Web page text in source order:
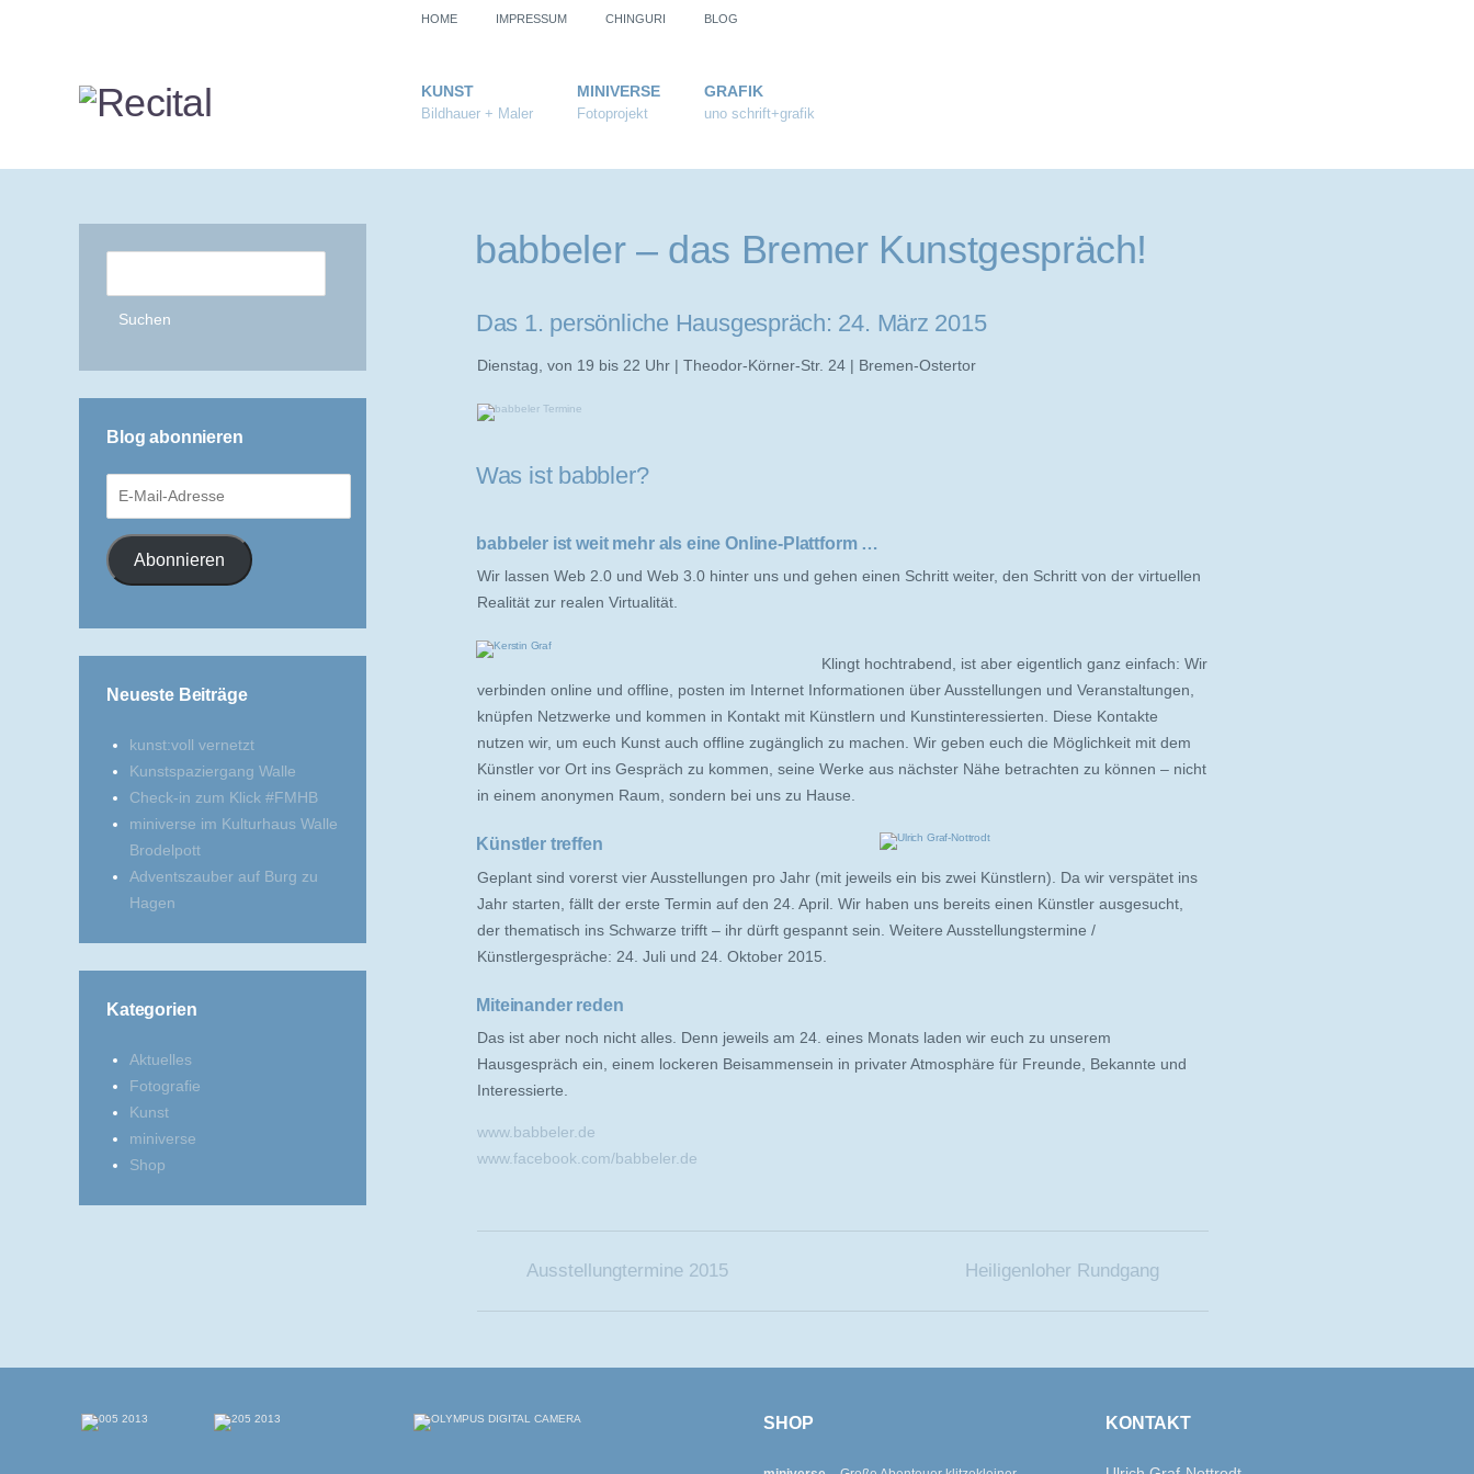
HOME IMPRESSUM CHINGURI BLOG
KUNST
Bildhauer + Maler
MINIVERSE
Fotoprojekt
GRAFIK
uno schrift+grafik
babbeler – das Bremer Kunstgespräch!
Das 1. persönliche Hausgespräch: 24. März 2015
Dienstag, von 19 bis 22 Uhr | Theodor-Körner-Str. 24 | Bremen-Ostertor
Was ist babbler?
babbeler ist weit mehr als eine Online-Plattform …
Wir lassen Web 2.0 und Web 3.0 hinter uns und gehen einen Schritt weiter, den Schritt von der virtuellen
Realität zur realen Virtualität.
Klingt hochtrabend, ist aber eigentlich ganz einfach: Wir
verbinden online und offline, posten im Internet Informationen über Ausstellungen und Veranstaltungen,
knüpfen Netzwerke und kommen in Kontakt mit Künstlern und Kunstinteressierten. Diese Kontakte
nutzen wir, um euch Kunst auch offline zugänglich zu machen. Wir geben euch die Möglichkeit mit dem
Künstler vor Ort ins Gespräch zu kommen, seine Werke aus nächster Nähe betrachten zu können – nicht
in einem anonymen Raum, sondern bei uns zu Hause.
Künstler treffen
Geplant sind vorerst vier Ausstellungen pro Jahr (mit jeweils ein bis zwei Künstlern). Da wir verspätet ins
Jahr starten, fällt der erste Termin auf den 24. April. Wir haben uns bereits einen Künstler ausgesucht,
der thematisch ins Schwarze trifft – ihr dürft gespannt sein. Weitere Ausstellungstermine /
Künstlergespräche: 24. Juli und 24. Oktober 2015.
Miteinander reden
Das ist aber noch nicht alles. Denn jeweils am 24. eines Monats laden wir euch zu unserem
Hausgespräch ein, einem lockeren Beisammensein in privater Atmosphäre für Freunde, Bekannte und
Interessierte.
www.babbeler.de
www.facebook.com/babbeler.de
Ausstellungtermine 2015 Heiligenloher Rundgang
Blog abonnieren
Adresse
Abonnieren
Neueste Beiträge
kunst:voll vernetzt
Kunstspaziergang Walle
Check-in zum Klick #FMHB
miniverse im Kulturhaus Walle
Brodelpott
Adventszauber auf Burg zu
Hagen
Kategorien
Aktuelles
Fotografie
Kunst
miniverse
Shop
SHOP KONTAKT